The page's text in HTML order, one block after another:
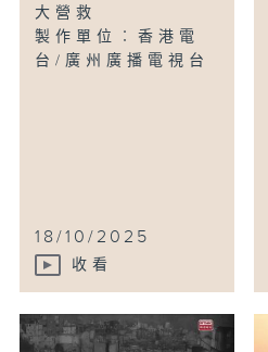
大營救
製作單位︰香港電
台/廣州廣播電視台
18/10/2025
收看